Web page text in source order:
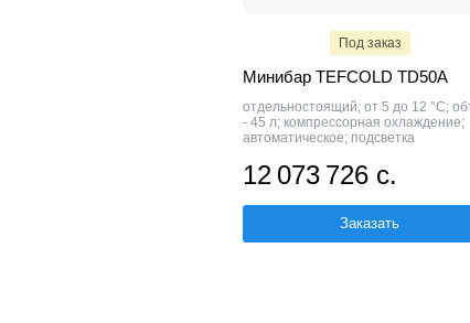
Под заказ
Минибар TEFCOLD TD50A
отдельностоящий; от 5 до 12 °C;
- 45 л; компрессорная охлаждение;
автоматическое; подсветка
12 073 726 с.
Заказать